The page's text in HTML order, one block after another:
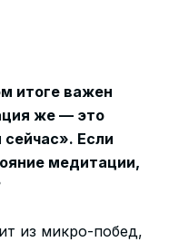
итоге важен
же — это
Если
медитации,
из микро-побед,